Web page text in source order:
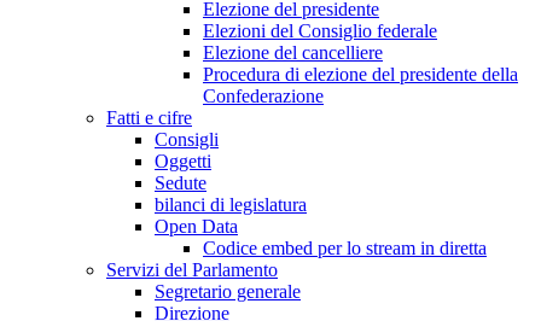
Elezione del presidente
Elezioni del Consiglio federale
Elezione del cancelliere
Procedura di elezione del presidente della
Confederazione
Fatti e cifre
Consigli
Oggetti
Sedute
bilanci di legislatura
Open Data
Codice embed per lo stream in diretta
Servizi del Parlamento
Segretario generale
Direzione